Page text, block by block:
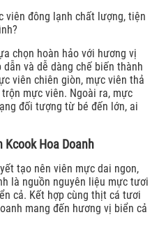
viên đông lạnh chất lượng, tiện
chọn hoàn hảo với hương vị
và dễ dàng chế biến thành
viên chiên giòn, mực viên thả
mực viên. Ngoài ra, mực
đối tượng từ bé đến lớn, ai
Hoa Doanh
tạo nên viên mực dai ngon,
là nguồn nguyên liệu mực tươi
cả. Kết hợp cùng thịt cá tươi
mang đến hương vị biển cả